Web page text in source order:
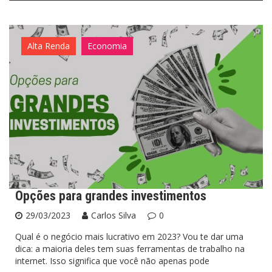
Alta Renda Economia
Opções para grandes investimentos
29/03/2023 Carlos Silva
0
Qual é o negócio mais lucrativo em 2023? Vou te dar uma
dica: a maioria deles tem suas ferramentas de trabalho na
internet. Isso significa que você não apenas pode